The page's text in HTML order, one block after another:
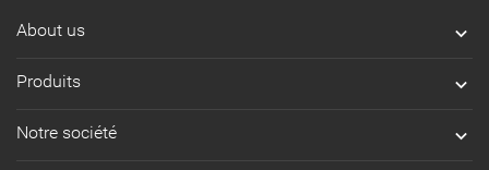
About us 
Produits 
Notre société 